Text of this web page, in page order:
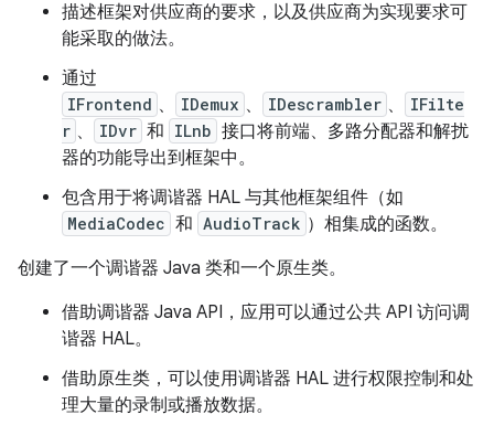
描述框架对供应商的要求，以及供应商为实现要求可
能采取的做法。
通过
IFrontend 、 IDemux 、 IDescrambler 、
IFilte
r 、 IDvr 和 ILnb 接口将前端、多路分配器和解扰
器的功能导出到框架中。
包含用于将调谐器 HAL 与其他框架组件（如
MediaCodec 和 AudioTrack ）相集成的函数。
创建了一个调谐器 Java 类和一个原生类。
借助调谐器 Java API，应用可以通过公共 API 访问调
谐器 HAL。
借助原生类，可以使用调谐器 HAL 进行权限控制和处
理大量的录制或播放数据。